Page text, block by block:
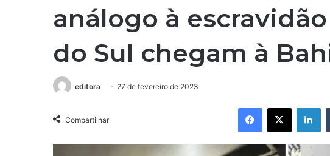
análogo à
do Sul chegam à
editora 27 de fevereiro de 2023
Compartilhar
Facebook
X